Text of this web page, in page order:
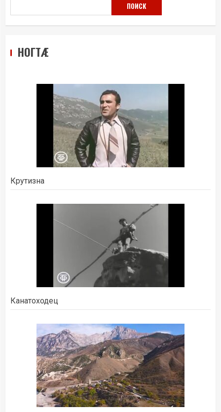
ПОИСК
НОГТÆ
Крутизна
Канатоходец